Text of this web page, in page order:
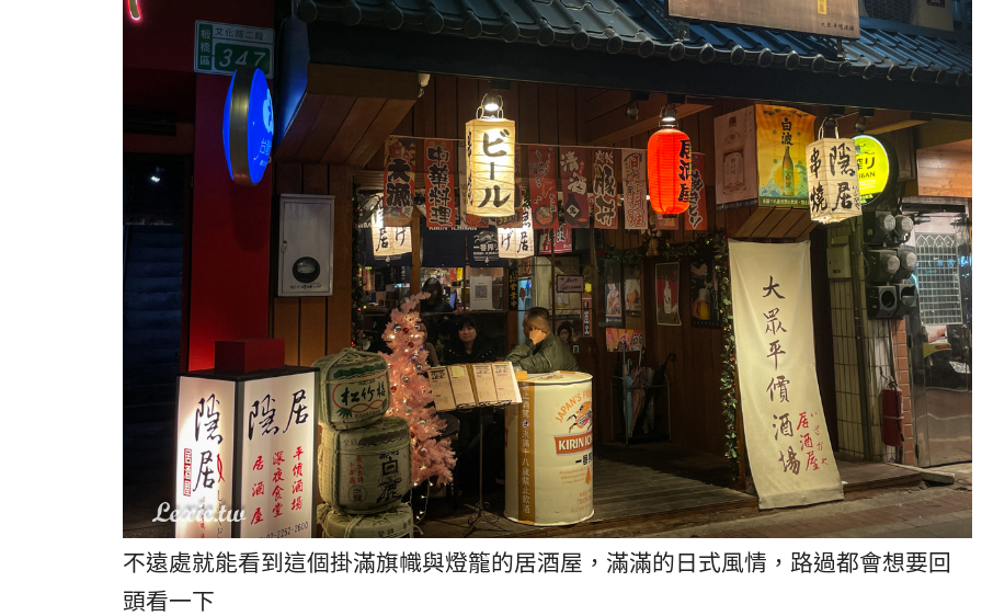
不遠處就能看到這個掛滿旗幟與燈籠的居酒屋，滿滿的日式風情，路過都會想要回
頭看一下